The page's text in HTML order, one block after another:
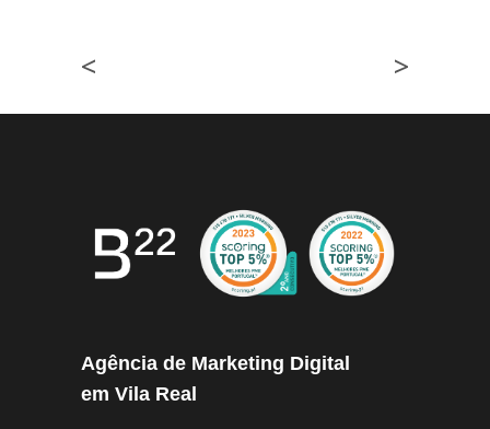
< >
Agência de Marketing Digital
em Vila Real